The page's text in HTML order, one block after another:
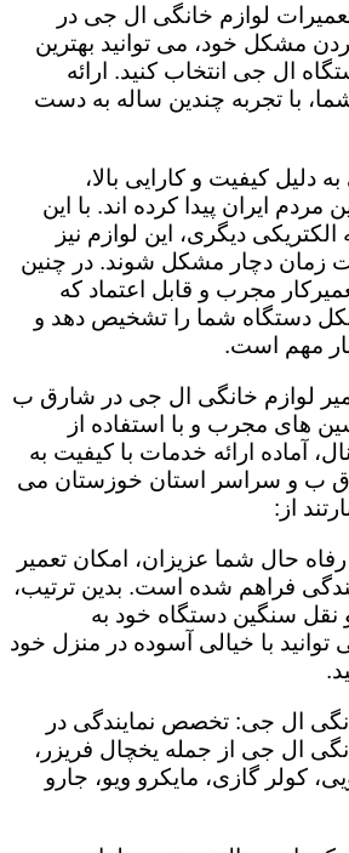
لوازم خانگی ال جی در
مشکل خود، می توانید بهترین
ال جی انتخاب کنید. ارائه
با تجربه چندین ساله به دست
دلیل کیفیت و کارایی بالا،
مردم ایران پیدا کرده اند. با این
دیگری، این لوازم نیز
دچار مشکل شوند. در چنین
مجرب و قابل اعتماد که
دستگاه شما را تشخیص دهد و
مهم است.
لوازم خانگی ال جی در شارق ب
های مجرب و با استفاده از
آماده ارائه خدمات با کیفیت به
ب و سراسر استان خوزستان می
از:
حال شما عزیزان، امکان تعمیر
فراهم شده است. بدین ترتیب،
نقل سنگین دستگاه خود به
با خیالی آسوده در منزل خود
ال جی: تخصص نمایندگی در
ال جی از جمله یخچال فریزر،
کولر گازی، مایکرو ویو، جارو